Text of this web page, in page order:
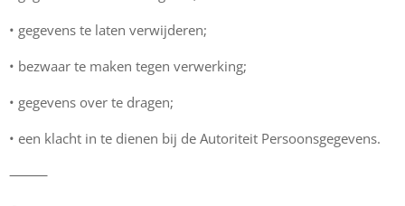
•⁠ ⁠gegevens te laten verwijderen;
•⁠ ⁠bezwaar te maken tegen verwerking;
•⁠ ⁠gegevens over te dragen;
•⁠ ⁠een klacht in te dienen bij de Autoriteit Persoonsgegevens.
⸻